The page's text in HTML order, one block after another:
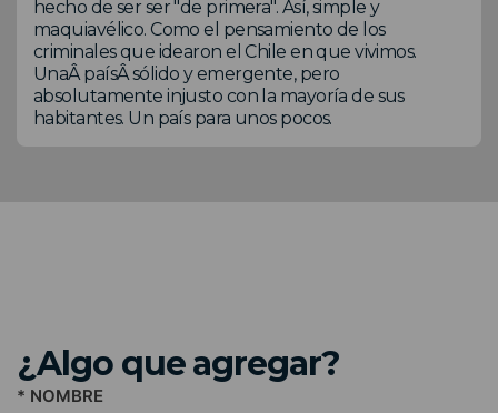
hecho de ser ser "de primera". Así, simple y
maquiavélico. Como el pensamiento de los
criminales que idearon el Chile en que vivimos.
UnaÂ paísÂ sólido y emergente, pero
absolutamente injusto con la mayoría de sus
habitantes. Un país para unos pocos.
¿Algo que agregar?
* NOMBRE